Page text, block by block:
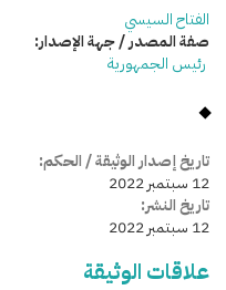
الفتاح السيسي
صفة المصدر / جهة الإصدار:
رئيس الجمهورية
تاريخ إصدار الوثيقة / الحكم:
12 سبتمبر 2022
تاريخ النشر:
12 سبتمبر 2022
علاقات الوثيقة